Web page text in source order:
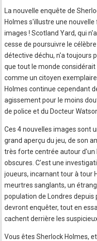
La nouvelle enquête de
Holmes s'illustre une nouvelle
images ! Scotland Yard, qui
cesse de poursuivre le célèbre
détective déchu, n'a toujours
que tout le monde
comme un citoyen
Holmes continue cependant
agissement pour le moins
de police et du Docteur
Ces 4 nouvelles images sont
grand aperçu du jeu, de son
très forte centrée autour
obscures. C’est une
joueurs, incarnant tour à tour
meurtres sanglants, un
population de Londres depuis
devront enquêter, tout en
cachent derrière les
Vous êtes Sherlock Holmes,